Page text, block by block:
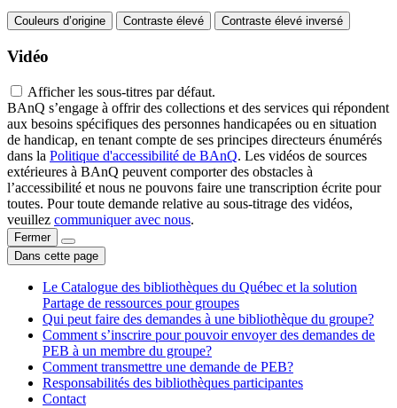
Couleurs d’origine Contraste élevé Contraste élevé inversé
Vidéo
Afficher les sous-titres par défaut.
BAnQ s’engage à offrir des collections et des services qui répondent
aux besoins spécifiques des personnes handicapées ou en situation
de handicap, en tenant compte de ses principes directeurs énumérés
dans la Politique d'accessibilité de BAnQ. Les vidéos de sources
extérieures à BAnQ peuvent comporter des obstacles à
l’accessibilité et nous ne pouvons faire une transcription écrite pour
toutes. Pour toute demande relative au sous-titrage des vidéos,
veuillez communiquer avec nous.
Fermer
Dans cette page
Le Catalogue des bibliothèques du Québec et la solution
Partage de ressources pour groupes
Qui peut faire des demandes à une bibliothèque du groupe?
Comment s’inscrire pour pouvoir envoyer des demandes de
PEB à un membre du groupe?
Comment transmettre une demande de PEB?
Responsabilités des bibliothèques participantes
Contact